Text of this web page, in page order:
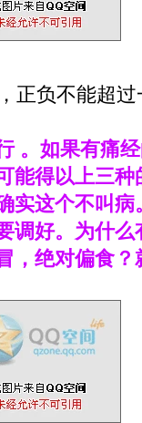
正负不能超
。如果有痛
能得以上三
实这个不叫
调好。为什
，绝对偏食